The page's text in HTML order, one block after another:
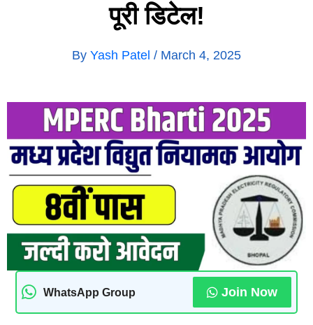
पूरी डिटेल!
By Yash Patel / March 4, 2025
WhatsApp Group Join Now